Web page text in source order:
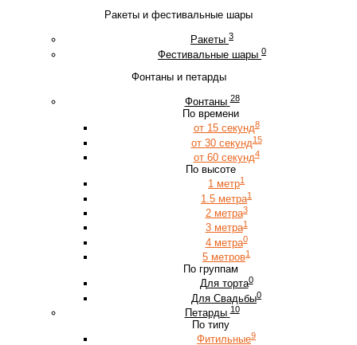
Ракеты и фестивальные шары
Ракеты 3
Фестивальные шары 0
Фонтаны и петарды
Фонтаны 28
По времени
от 15 секунд8
от 30 секунд15
от 60 секунд4
По высоте
1 метр1
1.5 метра1
2 метра3
3 метра1
4 метра0
5 метров1
По группам
Для торта0
Для Свадьбы0
Петарды 10
По типу
Фитильные9